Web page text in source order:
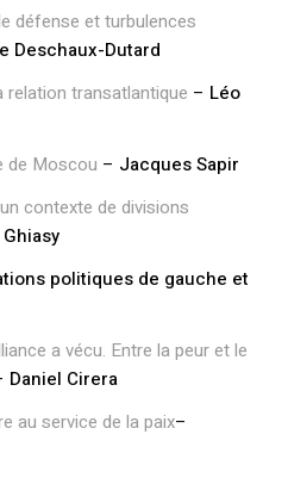
défense et turbulences
Deschaux-Dutard
relation transatlantique – Léo
de Moscou – Jacques Sapir
contexte de divisions
politiques de gauche et
a vécu. Entre la peur et le
Daniel Cirera
au service de la paix–